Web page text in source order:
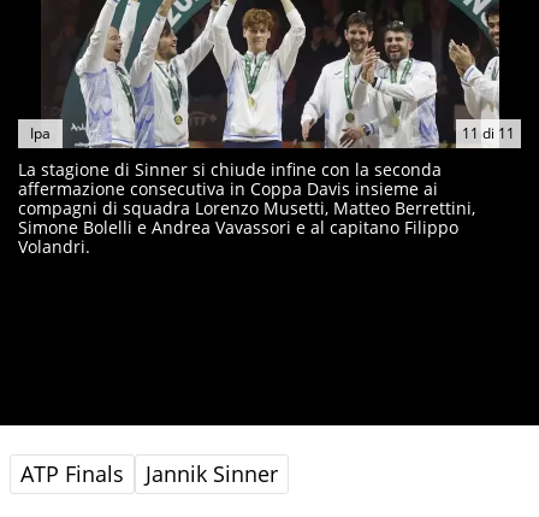
11 di 11
Ipa
La stagione di Sinner si chiude infine con la seconda
affermazione consecutiva in Coppa Davis insieme ai
compagni di squadra Lorenzo Musetti, Matteo Berrettini,
Simone Bolelli e Andrea Vavassori e al capitano Filippo
Volandri.
ATP Finals Jannik Sinner